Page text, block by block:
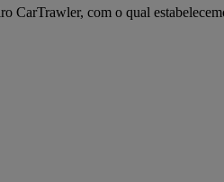
CarTrawler, com o qual